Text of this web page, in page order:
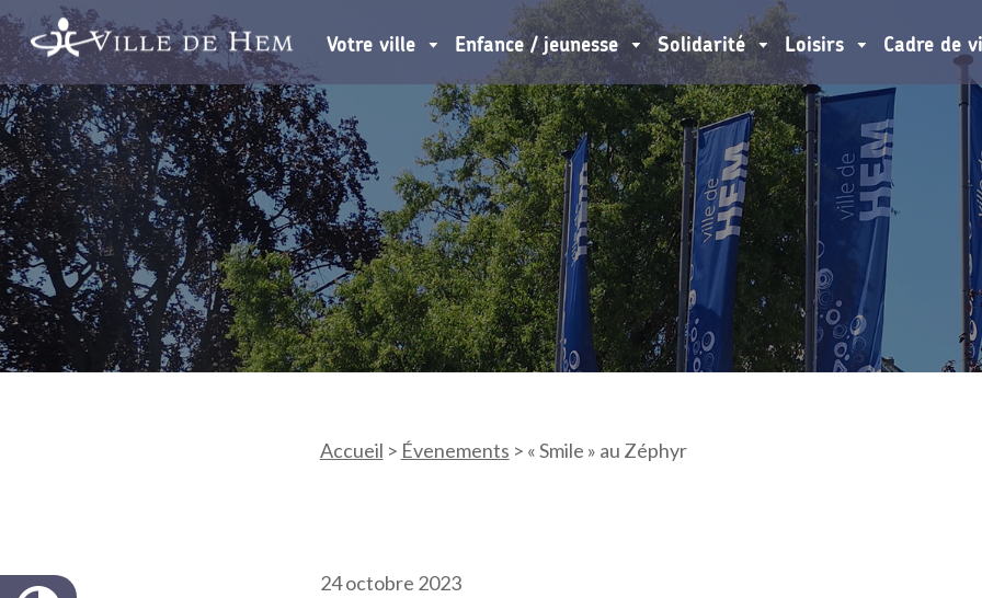
Votre ville Enfance / jeunesse Solidarité Loisirs Cadre de
Accueil > Évenements > « Smile » au Zéphyr
24 octobre 2023